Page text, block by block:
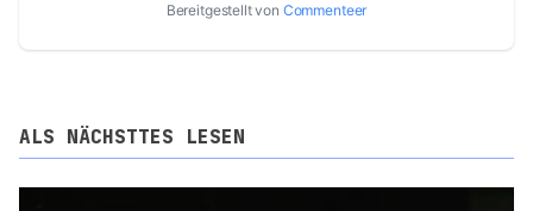
Bereitgestellt von Commenteer
ALS NÄCHSTTES LESEN